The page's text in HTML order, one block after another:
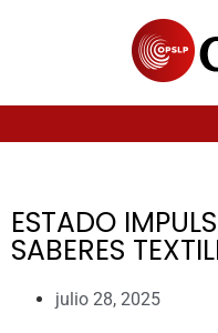
ESTADO
SABERES
julio 28, 2025